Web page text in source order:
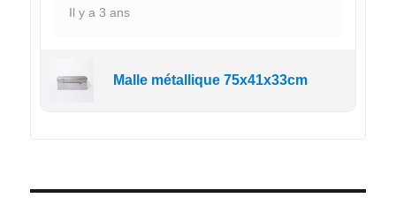
Il y a 3 ans
Malle métallique 75x41x33cm